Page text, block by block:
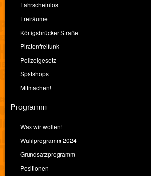
Fahrscheinlos
Freiräume
Königsbrücker Straße
Piratenfreifunk
Polizeigesetz
Spätshops
Mitmachen!
Programm
Was wir wollen!
Wahlprogramm 2024
Grundsatzprogramm
Positionen